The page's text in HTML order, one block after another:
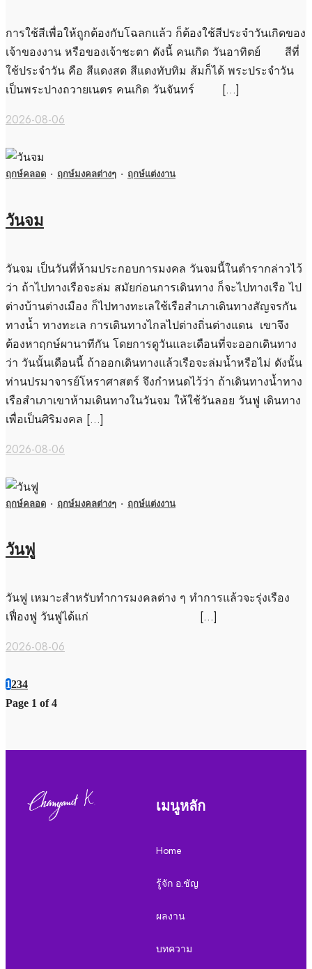
การใช้สีเพื่อให้ถูกต้องกับโฉลกแล้ว ก็ต้องใช้สีประจำวันเกิดของ
เจ้าของงาน หรือของเจ้าชะตา ดังนี้ คนเกิด วันอาทิตย์ สีที่
ใช้ประจำวัน คือ สีแดงสด สีแดงทับทิม ส้มก็ได้ พระประจำวัน
เป็นพระปางถวายเนตร คนเกิด วันจันทร์ […]
2026-08-06
ฤกษ์คลอด · ฤกษ์มงคลต่างๆ · ฤกษ์แต่งงาน
วันจม
วันจม เป็นวันที่ห้ามประกอบการมงคล วันจมนี้ในตำรากล่าวไว้
ว่า ถ้าไปทางเรือจะล่ม สมัยก่อนการเดินทาง ก็จะไปทางเรือ ไป
ต่างบ้านต่างเมือง ก็ไปทางทะเลใช้เรือสำเภาเดินทางสัญจรกัน
ทางน้ำ ทางทะเล การเดินทางไกลไปต่างถิ่นต่างแดน เขาจึง
ต้องหาฤกษ์ผานาทีกัน โดยการดูวันและเดือนที่จะออกเดินทาง
ว่า วันนั้นเดือนนี้ ถ้าออกเดินทางแล้วเรือจะล่มน้ำหรือไม่ ดังนั้น
ท่านปรมาจารย์โหราศาสตร์ จึงกำหนดไว้ว่า ถ้าเดินทางน้ำทาง
เรือสำเภาเขาห้ามเดินทางในวันจม ให้ใช้วันลอย วันฟู เดินทาง
เพื่อเป็นศิริมงคล […]
2026-08-06
ฤกษ์คลอด · ฤกษ์มงคลต่างๆ · ฤกษ์แต่งงาน
วันฟู
วันฟู เหมาะสำหรับทำการมงคลต่าง ๆ ทำการแล้วจะรุ่งเรือง
เฟื่องฟู วันฟูได้แก่ […]
2026-08-06
1234
Page 1 of 4
เมนูหลัก
Home
รู้จัก อ.ชัญ
ผลงาน
บทความ